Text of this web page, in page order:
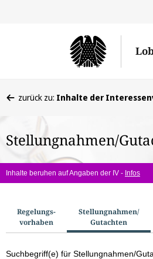
befinden
hier:
zurück zu: Inhalte der
Stellungnahmen/
Inhalte beruhen auf Angaben der IV - Infos
u
c
Regelungs­
vorhaben
Stellungnahmen/​
Gutachten
Suchbegriff(e) für Stellungnahmen/